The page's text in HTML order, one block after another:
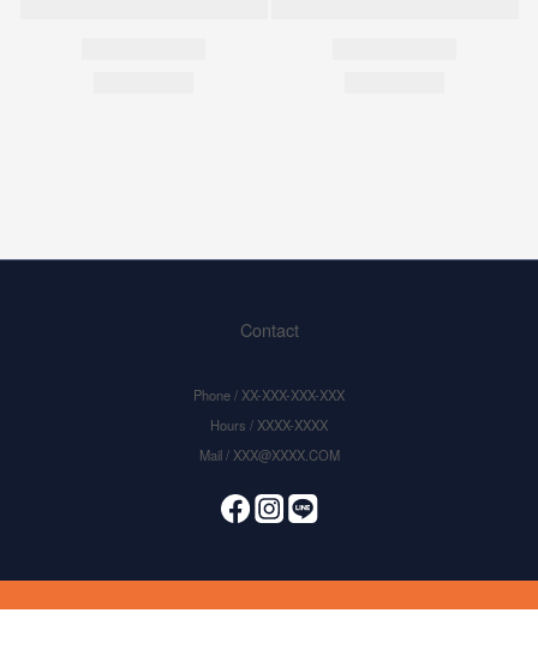
Contact
Phone / XX-XXX-XXX-XXX
Hours / XXXX-XXXX
Mail / XXX@XXXX.COM